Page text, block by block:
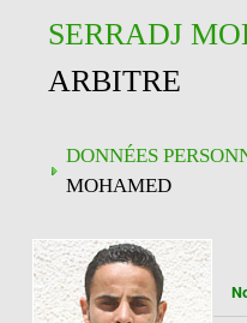
SERRADJ
ARBITRE
DONNÉES
MOHAMED